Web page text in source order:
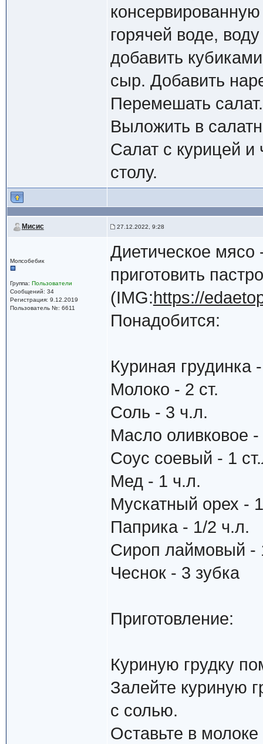
горячей воде,
добавить
сыр. Добавить
Перемешать
Выложить в
Салат с курицей и
столу.
Мисис 27.12.2022, 9:28
Мопсобебик
Группа: Пользователи
Сообщений: 34
Регистрация: 9.12.2019
Пользователь №: 6611
Диетическое мясо
приготовить
(IMG:https://
Понадобится:
Куриная грудинка
Молоко - 2 ст.
Соль - 3 ч.л.
Масло оливковое -
Соус соевый - 1
Мед - 1 ч.л.
Мускатный орех -
Паприка - 1/2 ч.л.
Сироп лаймовый -
Чеснок - 3 зубка
Приготовление:
Куриную грудку
Залейте куриную
с солью.
Оставьте в